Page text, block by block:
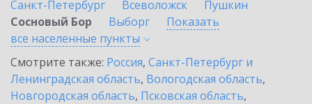
Санкт-Петербург
Всеволожск
Пушкин
Сосновый Бор
Выборг
Показать
все населенные пункты
Смотрите также: Россия, Санкт-Петербург и
Ленинградская область, Вологодская область,
Новгородская область, Псковская область,